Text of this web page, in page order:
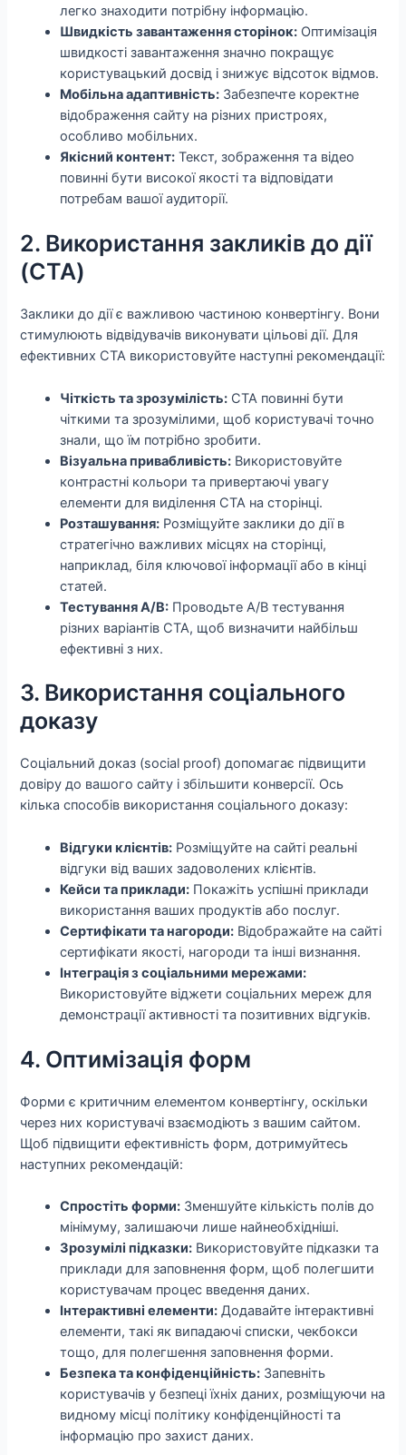
легко знаходити потрібну інформацію.
Швидкість завантаження сторінок: Оптимізація
швидкості завантаження значно покращує
користувацький досвід і знижує відсоток відмов.
Мобільна адаптивність: Забезпечте коректне
відображення сайту на різних пристроях,
особливо мобільних.
Якісний контент: Текст, зображення та відео
повинні бути високої якості та відповідати
потребам вашої аудиторії.
2. Використання закликів до дії
(CTA)
Заклики до дії є важливою частиною конвертінгу. Вони
стимулюють відвідувачів виконувати цільові дії. Для
ефективних CTA використовуйте наступні рекомендації:
Чіткість та зрозумілість: CTA повинні бути
чіткими та зрозумілими, щоб користувачі точно
знали, що їм потрібно зробити.
Візуальна привабливість: Використовуйте
контрастні кольори та привертаючі увагу
елементи для виділення CTA на сторінці.
Розташування: Розміщуйте заклики до дії в
стратегічно важливих місцях на сторінці,
наприклад, біля ключової інформації або в кінці
статей.
Тестування A/B: Проводьте A/B тестування
різних варіантів CTA, щоб визначити найбільш
ефективні з них.
3. Використання соціального
доказу
Соціальний доказ (social proof) допомагає підвищити
довіру до вашого сайту і збільшити конверсії. Ось
кілька способів використання соціального доказу:
Відгуки клієнтів: Розміщуйте на сайті реальні
відгуки від ваших задоволених клієнтів.
Кейси та приклади: Покажіть успішні приклади
використання ваших продуктів або послуг.
Сертифікати та нагороди: Відображайте на сайті
сертифікати якості, нагороди та інші визнання.
Інтеграція з соціальними мережами:
Використовуйте віджети соціальних мереж для
демонстрації активності та позитивних відгуків.
4. Оптимізація форм
Форми є критичним елементом конвертінгу, оскільки
через них користувачі взаємодіють з вашим сайтом.
Щоб підвищити ефективність форм, дотримуйтесь
наступних рекомендацій:
Спростіть форми: Зменшуйте кількість полів до
мінімуму, залишаючи лише найнеобхідніші.
Зрозумілі підказки: Використовуйте підказки та
приклади для заповнення форм, щоб полегшити
користувачам процес введення даних.
Інтерактивні елементи: Додавайте інтерактивні
елементи, такі як випадаючі списки, чекбокси
тощо, для полегшення заповнення форми.
Безпека та конфіденційність: Запевніть
користувачів у безпеці їхніх даних, розміщуючи на
видному місці політику конфіденційності та
інформацію про захист даних.